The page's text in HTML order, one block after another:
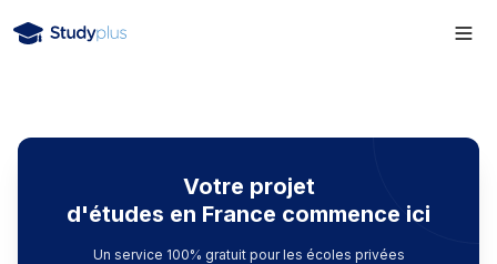
Votre projet
d'études en France commence ici
Un service 100% gratuit pour les écoles privées